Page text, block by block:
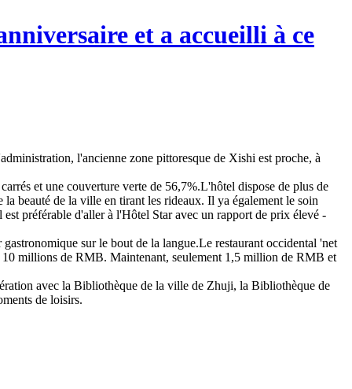
et a accueilli à ce
l'ancienne zone pittoresque de Xishi est proche, à
et une couverture verte de 56,7%.L'hôtel dispose de plus de
la beauté de la ville en tirant les rideaux. Il ya également le soin
préférable d'aller à l'Hôtel Star avec un rapport de prix élevé -
sur le bout de la langue.Le restaurant occidental 'net
millions de RMB. Maintenant, seulement 1,5 million de RMB et
avec la Bibliothèque de la ville de Zhuji, la Bibliothèque de
de loisirs.